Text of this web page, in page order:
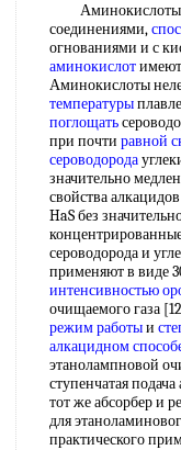
Аминокислоты
соединениями,
огнованиями и с
аминокислотимеют
Аминокислоты
температуры
поглощать
при почти равной
сероводорода
значительно
свойства
HaS без
сероводорода и
применяют в виде
интенсивностью
очищаемого газа
режим работыи
алкацидном
этанолампновой
ступенчатая
тот же абсорбер и
для
практического